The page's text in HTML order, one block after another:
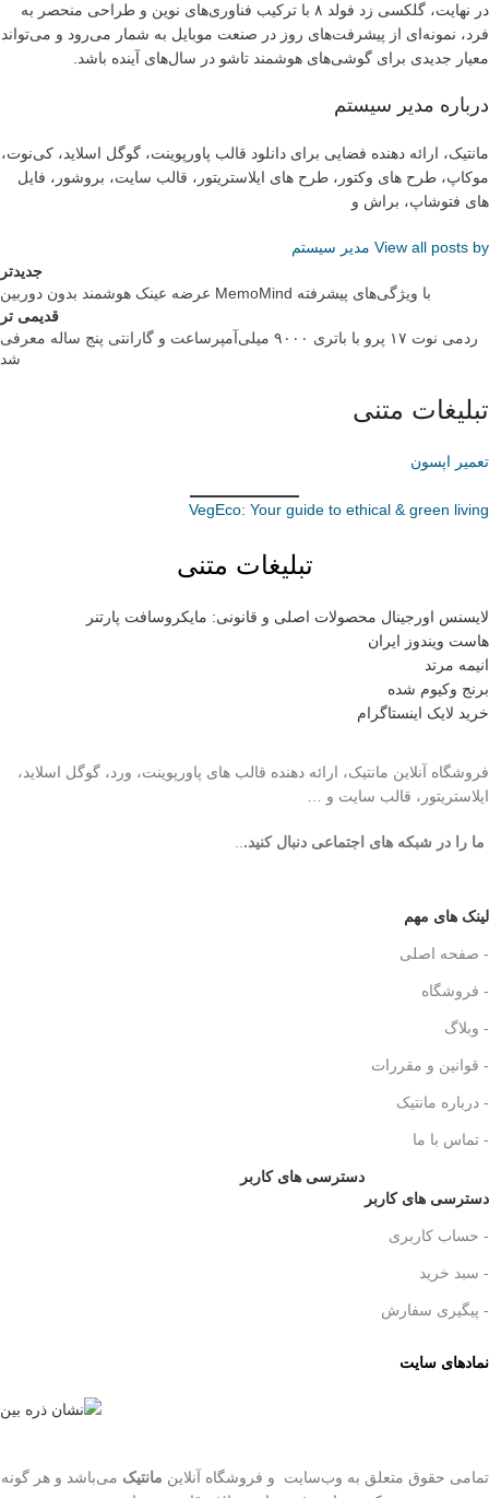
در نهایت، گلکسی زد فولد ۸ با ترکیب فناوری‌های نوین و طراحی منحصر به
فرد، نمونه‌ای از پیشرفت‌های روز در صنعت موبایل به شمار می‌رود و می‌تواند
معیار جدیدی برای گوشی‌های هوشمند تاشو در سال‌های آینده باشد.
درباره مدیر سیستم
مانتیک، ارائه دهنده فضایی برای دانلود قالب پاورپوینت، گوگل اسلاید، کی‌نوت،
موکاپ، طرح های وکتور، طرح های ایلاستریتور، قالب سایت، بروشور، فایل
های فتوشاپ، براش و
View all posts by مدیر سیستم
جدیدتر
عرضه عینک هوشمند بدون دوربین MemoMind با ویژگی‌های پیشرفته
قدیمی تر
ردمی نوت ۱۷ پرو با باتری ۹۰۰۰ میلی‌آمپرساعت و گارانتی پنج ساله معرفی
شد
تبلیغات متنی
تعمیر اپسون
VegEco: Your guide to ethical & green living
تبلیغات متنی
لایسنس اورجینال محصولات اصلی و قانونی: مایکروسافت پارتنر
هاست ویندوز ایران
انیمه مرتد
برنج وکیوم شده
خرید لایک اینستاگرام
فروشگاه آنلاین مانتیک، ارائه دهنده قالب های پاورپوینت، ورد، گوگل اسلاید،
ایلاستریتور، قالب سایت و …
ما را در شبکه های اجتماعی دنبال کنید.
لینک های مهم
- صفحه اصلی
- فروشگاه
- وبلاگ
- قوانین و مقررات
- درباره مانتیک
- تماس با ما
دسترسی های کاربر
دسترسی های کاربر
- حساب کاربری
- سبد خرید
- پیگیری سفارش
نمادهای سایت
تمامی حقوق متعلق به وب‌سایت و فروشگاه‌ آنلاین مانتیک می‌باشد و هر گونه